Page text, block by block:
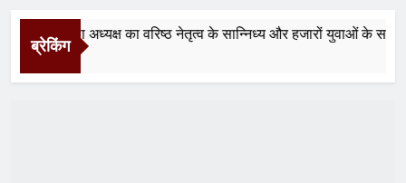
ब्रेकिंग
जिला अध्यक्ष का वरिष्ठ नेतृत्व के सान्निध्य और हजारों युवाओं के समक्ष पदभार